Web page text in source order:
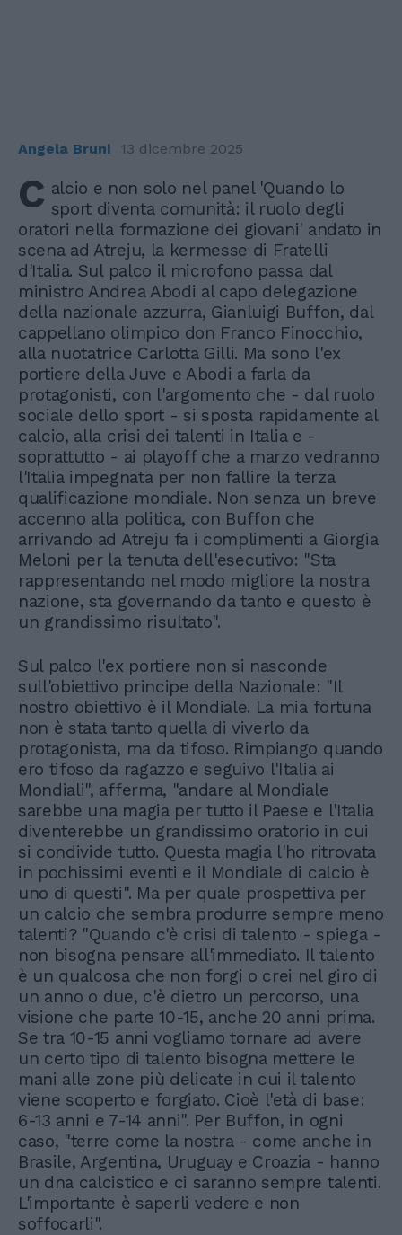
Angela Bruni 13 dicembre 2025
C alcio e non solo nel panel 'Quando lo
sport diventa comunità: il ruolo degli
oratori nella formazione dei giovani' andato in
scena ad Atreju, la kermesse di Fratelli
d'Italia. Sul palco il microfono passa dal
ministro Andrea Abodi al capo delegazione
della nazionale azzurra, Gianluigi Buffon, dal
cappellano olimpico don Franco Finocchio,
alla nuotatrice Carlotta Gilli. Ma sono l'ex
portiere della Juve e Abodi a farla da
protagonisti, con l'argomento che - dal ruolo
sociale dello sport - si sposta rapidamente al
calcio, alla crisi dei talenti in Italia e -
soprattutto - ai playoff che a marzo vedranno
l'Italia impegnata per non fallire la terza
qualificazione mondiale. Non senza un breve
accenno alla politica, con Buffon che
arrivando ad Atreju fa i complimenti a Giorgia
Meloni per la tenuta dell'esecutivo: "Sta
rappresentando nel modo migliore la nostra
nazione, sta governando da tanto e questo è
un grandissimo risultato".
Sul palco l'ex portiere non si nasconde
sull'obiettivo principe della Nazionale: "Il
nostro obiettivo è il Mondiale. La mia fortuna
non è stata tanto quella di viverlo da
protagonista, ma da tifoso. Rimpiango quando
ero tifoso da ragazzo e seguivo l'Italia ai
Mondiali", afferma, "andare al Mondiale
sarebbe una magia per tutto il Paese e l'Italia
diventerebbe un grandissimo oratorio in cui
si condivide tutto. Questa magia l'ho ritrovata
in pochissimi eventi e il Mondiale di calcio è
uno di questi". Ma per quale prospettiva per
un calcio che sembra produrre sempre meno
talenti? "Quando c'è crisi di talento - spiega -
non bisogna pensare all'immediato. Il talento
è un qualcosa che non forgi o crei nel giro di
un anno o due, c'è dietro un percorso, una
visione che parte 10-15, anche 20 anni prima.
Se tra 10-15 anni vogliamo tornare ad avere
un certo tipo di talento bisogna mettere le
mani alle zone più delicate in cui il talento
viene scoperto e forgiato. Cioè l'età di base:
6-13 anni e 7-14 anni". Per Buffon, in ogni
caso, "terre come la nostra - come anche in
Brasile, Argentina, Uruguay e Croazia - hanno
un dna calcistico e ci saranno sempre talenti.
L'importante è saperli vedere e non
soffocarli".